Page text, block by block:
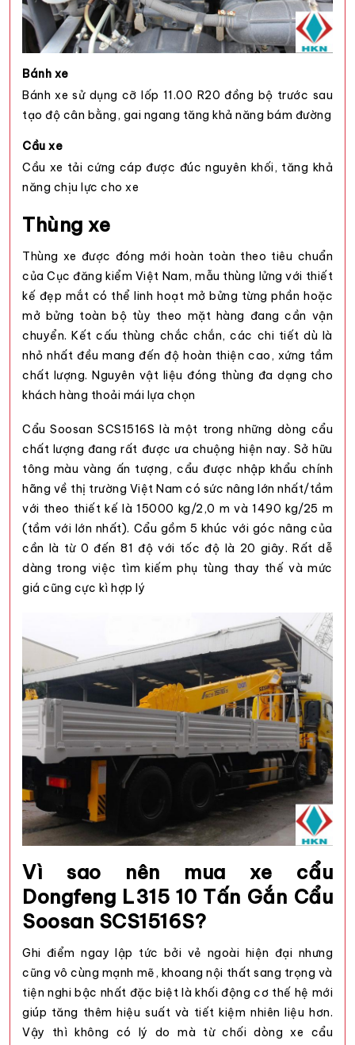
Bánh xe
Bánh xe sử dụng cỡ lốp 11.00 R20 đồng bộ trước sau
tạo độ cân bằng, gai ngang tăng khả năng bám đường
Cầu xe
Cầu xe tải cứng cáp được đúc nguyên khối, tăng khả
năng chịu lực cho xe
Thùng xe
Thùng xe được đóng mới hoàn toàn theo tiêu chuẩn
của Cục đăng kiểm Việt Nam, mẫu thùng lửng với thiết
kế đẹp mắt có thể linh hoạt mở bửng từng phần hoặc
mở bửng toàn bộ tùy theo mặt hàng đang cần vận
chuyển. Kết cấu thùng chắc chắn, các chi tiết dù là
nhỏ nhất đều mang đến độ hoàn thiện cao, xứng tầm
chất lượng. Nguyên vật liệu đóng thùng đa dạng cho
khách hàng thoải mái lựa chọn
Cẩu Soosan SCS1516S là một trong những dòng cẩu
chất lượng đang rất được ưa chuộng hiện nay. Sở hữu
tông màu vàng ấn tượng, cẩu được nhập khẩu chính
hãng về thị trường Việt Nam có sức nâng lớn nhất/tầm
với theo thiết kế là 15000 kg/2,0 m và 1490 kg/25 m
(tầm với lớn nhất). Cẩu gồm 5 khúc với góc nâng của
cần là từ 0 đến 81 độ với tốc độ là 20 giây. Rất dễ
dàng trong việc tìm kiếm phụ tùng thay thế và mức
giá cũng cực kì hợp lý
Vì sao nên mua xe cẩu
Dongfeng L315 10 Tấn Gắn Cẩu
Soosan SCS1516S?
Ghi điểm ngay lập tức bởi vẻ ngoài hiện đại nhưng
cũng vô cùng mạnh mẽ, khoang nội thất sang trọng và
tiện nghi bậc nhất đặc biệt là khối động cơ thế hệ mới
giúp tăng thêm hiệu suất và tiết kiệm nhiên liệu hơn.
Vậy thì không có lý do mà từ chối dòng xe cẩu